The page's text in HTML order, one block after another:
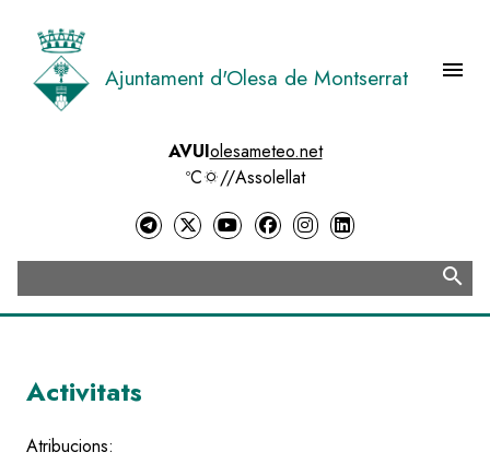
contingut
Ajuntament d'Olesa de Montserrat menu
AVUIolesameteo.net
ºC
//Assolellat
search
Activitats
Atribucions: